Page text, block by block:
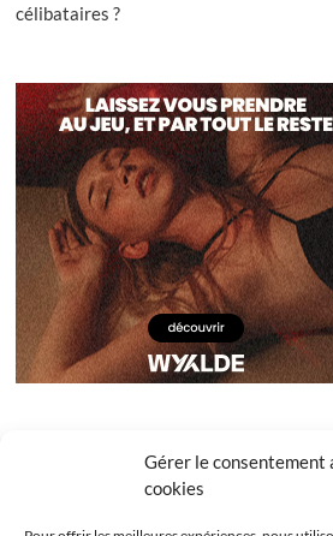
Gérer le consentement
cookies
célibataires ?